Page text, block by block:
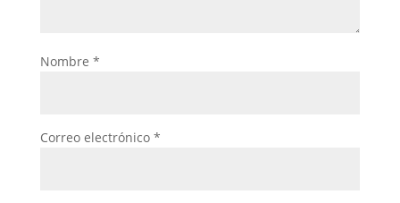
Nombre *
Correo electrónico *